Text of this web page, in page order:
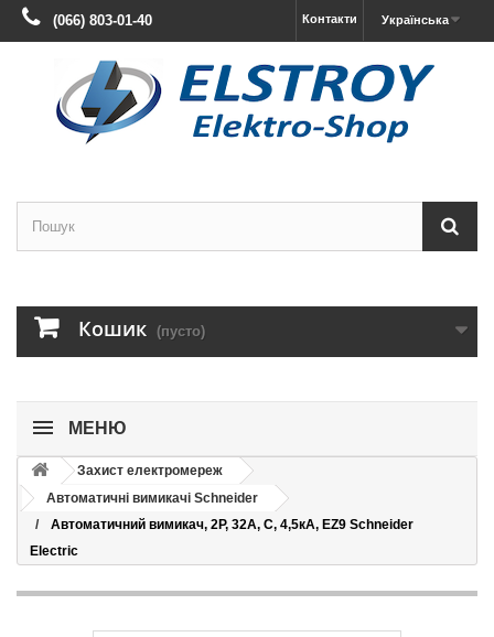
Українська
Контакти
(066) 803-01-40
Кошик (пусто)
МЕНЮ
Захист електромереж
Автоматичні вимикачі Schneider
Автоматичний вимикач, 2Р, 32А, С, 4,5кА, EZ9 Schneider
Electric